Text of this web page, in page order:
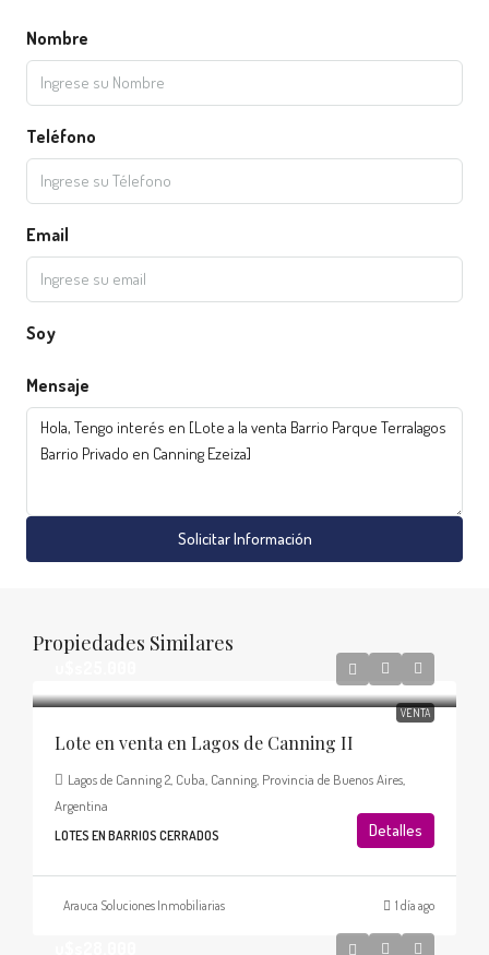
Nombre
Teléfono
Email
Soy
Mensaje
Solicitar Información
Propiedades Similares
VENTA
Lote en venta en Lagos de Canning II
Lagos de Canning 2, Cuba, Canning, Provincia de Buenos Aires,
Argentina
LOTES EN BARRIOS CERRADOS Detalles
Arauca Soluciones Inmobiliarias 1 día ago